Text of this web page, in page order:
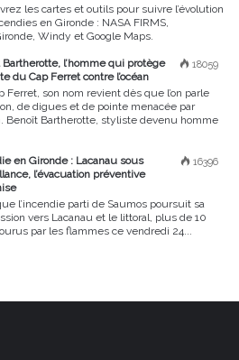
les cartes et outils pour suivre l’évolution
en Gironde : NASA FIRMS,
Windy et Google Maps.
18059
Bartherotte, l’homme qui protège
du Cap Ferret contre l’océan
Ferret, son nom revient dès que l’on parle
de digues et de pointe menacée par
Benoît Bartherotte, styliste devenu homme
16396
en Gironde : Lacanau sous
l’évacuation préventive
l’incendie parti de Saumos poursuit sa
vers Lacanau et le littoral, plus de 10
par les flammes ce vendredi 24...